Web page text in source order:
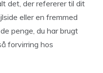
det, der refererer til dit
eller en fremmed
penge, du har brugt
forvirring hos